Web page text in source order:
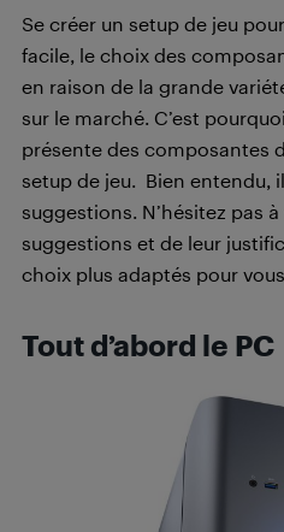
Se créer un setup de jeu
facile, le choix des
en raison de la grande
sur le marché. C’est
présente des composantes
setup de jeu. Bien entendu,
suggestions. N’hésitez pas
suggestions et de leur
choix plus adaptés pour vous.
Tout d’abord le PC